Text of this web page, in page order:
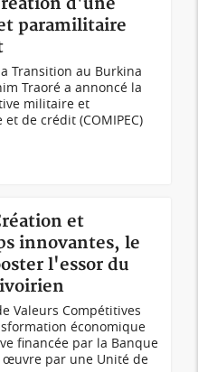
paramilitaire
Transition au Burkina
Traoré a annoncé la
militaire et
de crédit (COMIPEC)
et
innovantes, le
l'essor du
Valeurs Compétitives
économique
financée par la Banque
par une Unité de